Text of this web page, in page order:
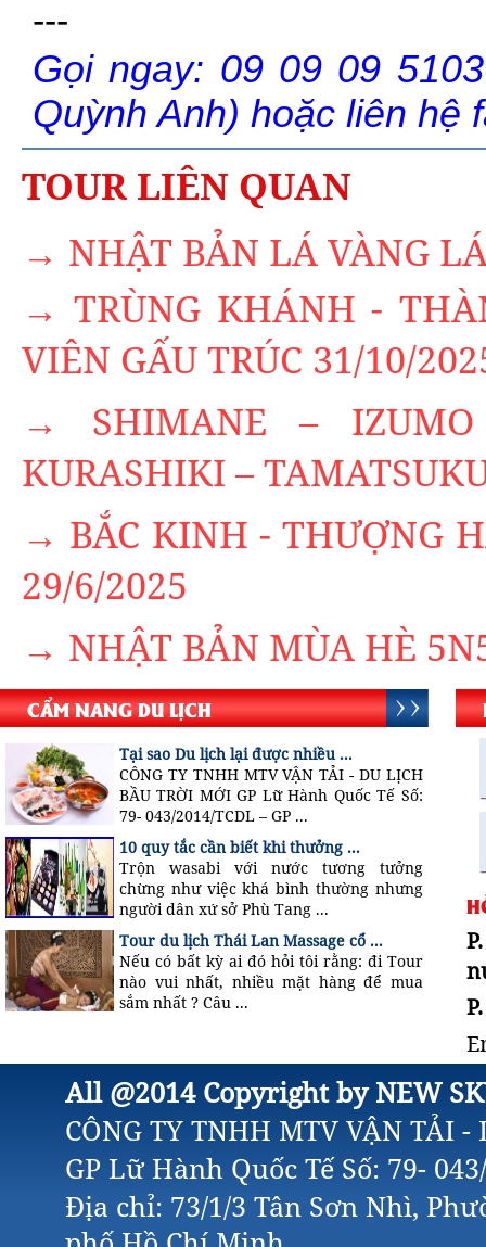
---
Gọi ngay: 09 09 09
Quỳnh Anh) hoặc liên hệ
TOUR LIÊN QUAN
→ NHẬT BẢN LÁ VÀNG
→ TRÙNG KHÁNH -
VIÊN GẤU TRÚC 31/10/
→ SHIMANE –
KURASHIKI –
→ BẮC KINH - THƯỢNG
29/6/2025
→ NHẬT BẢN MÙA HÈ
CẨM NANG DU LỊCH
Tại sao Du lịch lại được nhiều ...
CÔNG TY TNHH MTV VẬN TẢI - DU LỊCH
BẦU TRỜI MỚI GP Lữ Hành Quốc Tế Số:
79- 043/2014/TCDL – GP ...
10 quy tắc cần biết khi thưởng ...
Trộn wasabi với nước tương tưởng
chừng như việc khá bình thường nhưng
người dân xứ sở Phù Tang ...
Tour du lịch Thái Lan Massage cổ ...
Nếu có bất kỳ ai đó hỏi tôi rằng: đi Tour
nào vui nhất, nhiều mặt hàng để mua
sắm nhất ? Câu ...
All @2014 Copyright by NEW
CÔNG TY TNHH MTV VẬN TẢI
GP Lữ Hành Quốc Tế Số: 79-
Địa chỉ: 73/1/3 Tân Sơn Nhì,